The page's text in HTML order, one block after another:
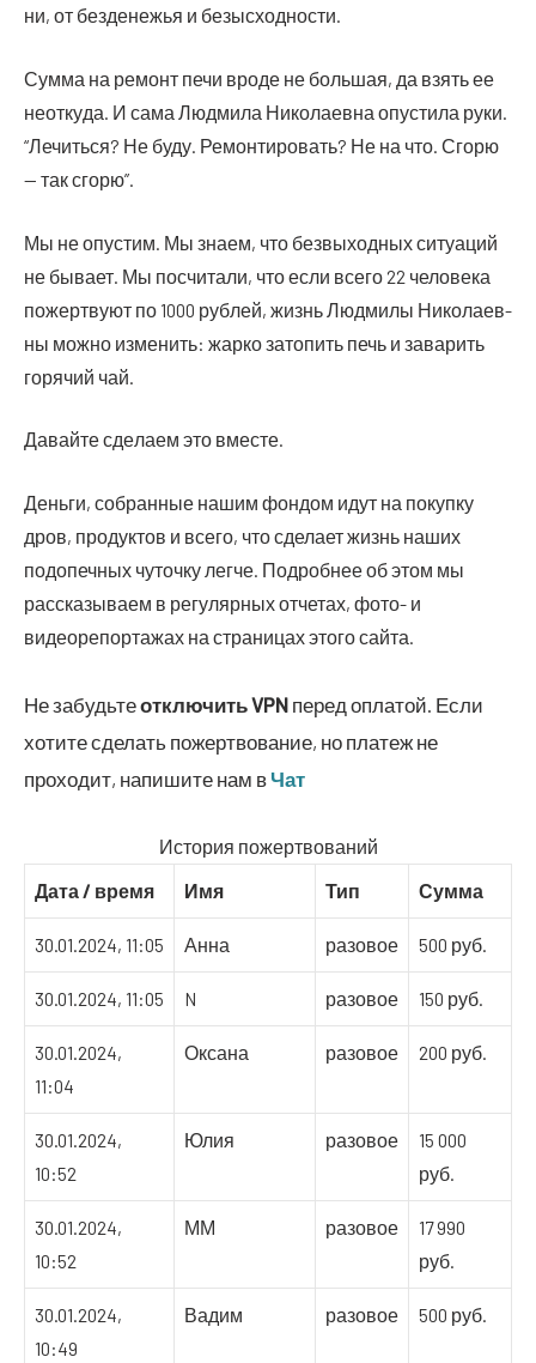
ни, от без­де­не­жья и безысходности.
Сум­ма на ремонт печи вро­де не боль­шая, да взять ее
неот­ку­да. И сама Люд­ми­ла Нико­ла­ев­на опу­сти­ла руки.
“Лечить­ся? Не буду. Ремон­ти­ро­вать? Не на что. Сго­рю
— так сгорю”.
Мы не опу­стим. Мы зна­ем, что без­вы­ход­ных ситу­а­ций
не быва­ет. Мы посчи­та­ли, что если все­го 22 чело­ве­ка
пожерт­ву­ют по 1000 руб­лей, жизнь Люд­ми­лы Нико­ла­ев­
ны мож­но изме­нить: жар­ко зато­пить печь и зава­рить
горя­чий чай.
Давай­те сде­ла­ем это вместе.
Деньги, собранные нашим фондом идут на покупку
дров, продуктов и всего, что сделает жизнь наших
подопечных чуточку легче. Подробнее об этом мы
рассказываем в регулярных отчетах, фото- и
видеорепортажах на страницах этого сайта.
Не забудьтеотключитьVPN перед оплатой. Если
хотите сделать пожертвование, но платеж не
проходит, напишите нам в Чат
История пожертвований
Дата / время
Имя Тип Сумма
30.01.2024, 11:05 Анна разовое 500 руб.
30.01.2024, 11:05 N разовое 150 руб.
30.01.2024,
11:04
Оксана разовое 200 руб.
30.01.2024,
10:52
Юлия разовое
15 000
руб.
30.01.2024,
10:52
ММ разовое
17 990
руб.
30.01.2024,
10:49
Вадим разовое 500 руб.